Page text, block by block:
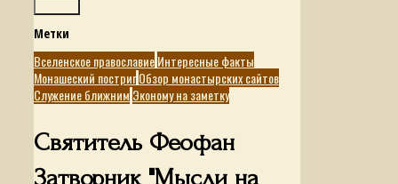
Метки
Вселенское православиеИнтересные факты
Монашеский постригОбзор монастырских сайтов
Служение ближним Эконому на заметку
Святитель Феофан
Затворник "Мысли на